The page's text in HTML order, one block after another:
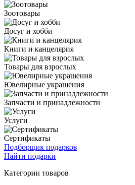
Зоотовары
Досуг и хобби
Книги и канцелярия
Товары для взрослых
Ювелирные украшения
Запчасти и принадлежности
Услуги
Сертификаты
Подборщик подарков
Найти подарки
Категории товаров